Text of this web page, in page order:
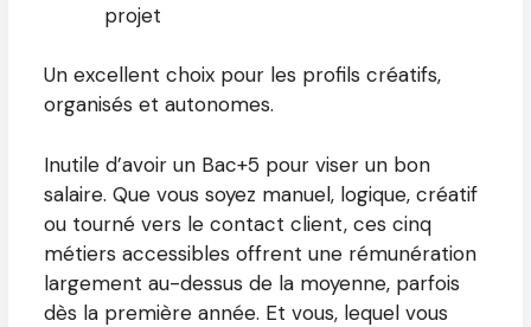
projet
Un excellent choix pour les profils créatifs,
organisés et autonomes.
Inutile d’avoir un Bac+5 pour viser un bon
salaire. Que vous soyez manuel, logique, créatif
ou tourné vers le contact client, ces cinq
métiers accessibles offrent une rémunération
largement au-dessus de la moyenne, parfois
dès la première année. Et vous, lequel vous